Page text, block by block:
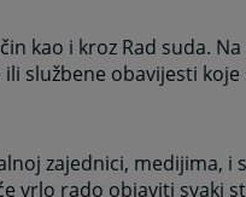
kao i kroz Rad suda.
službene obavijesti koje
zajednici, medijima, i
vrlo rado objaviti svaki